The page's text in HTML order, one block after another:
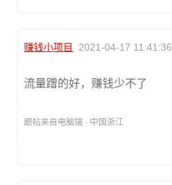
赚钱小项目 2021-04-17 11:41:36
流量蹭的好，赚钱少不了
跟帖来自电脑端 · 中国浙江